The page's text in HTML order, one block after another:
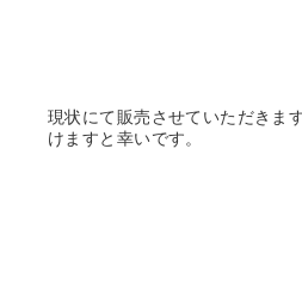
現状にて販売させていただきま
けますと幸いです。